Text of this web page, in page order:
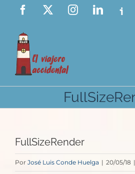
Saltar
contenido
Facebook InstagramLinkedIn
FullSizeRender
Por José Luis Conde Huelga | 20/05/18 |